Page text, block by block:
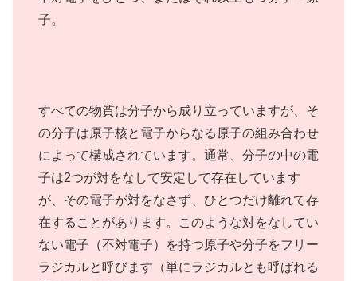
子。
すべての物質は分子から成り立っていますが、そ
の分子は原子核と電子からなる原子の組み合わせ
によって構成されています。通常、分子の中の電
子は2つが対をなして安定して存在しています
が、その電子が対をなさず、ひとつだけ離れて存
在することがあります。このような対をなしてい
ない電子（不対電子）を持つ原子や分子をフリー
ラジカルと呼びます（単にラジカルとも呼ばれる